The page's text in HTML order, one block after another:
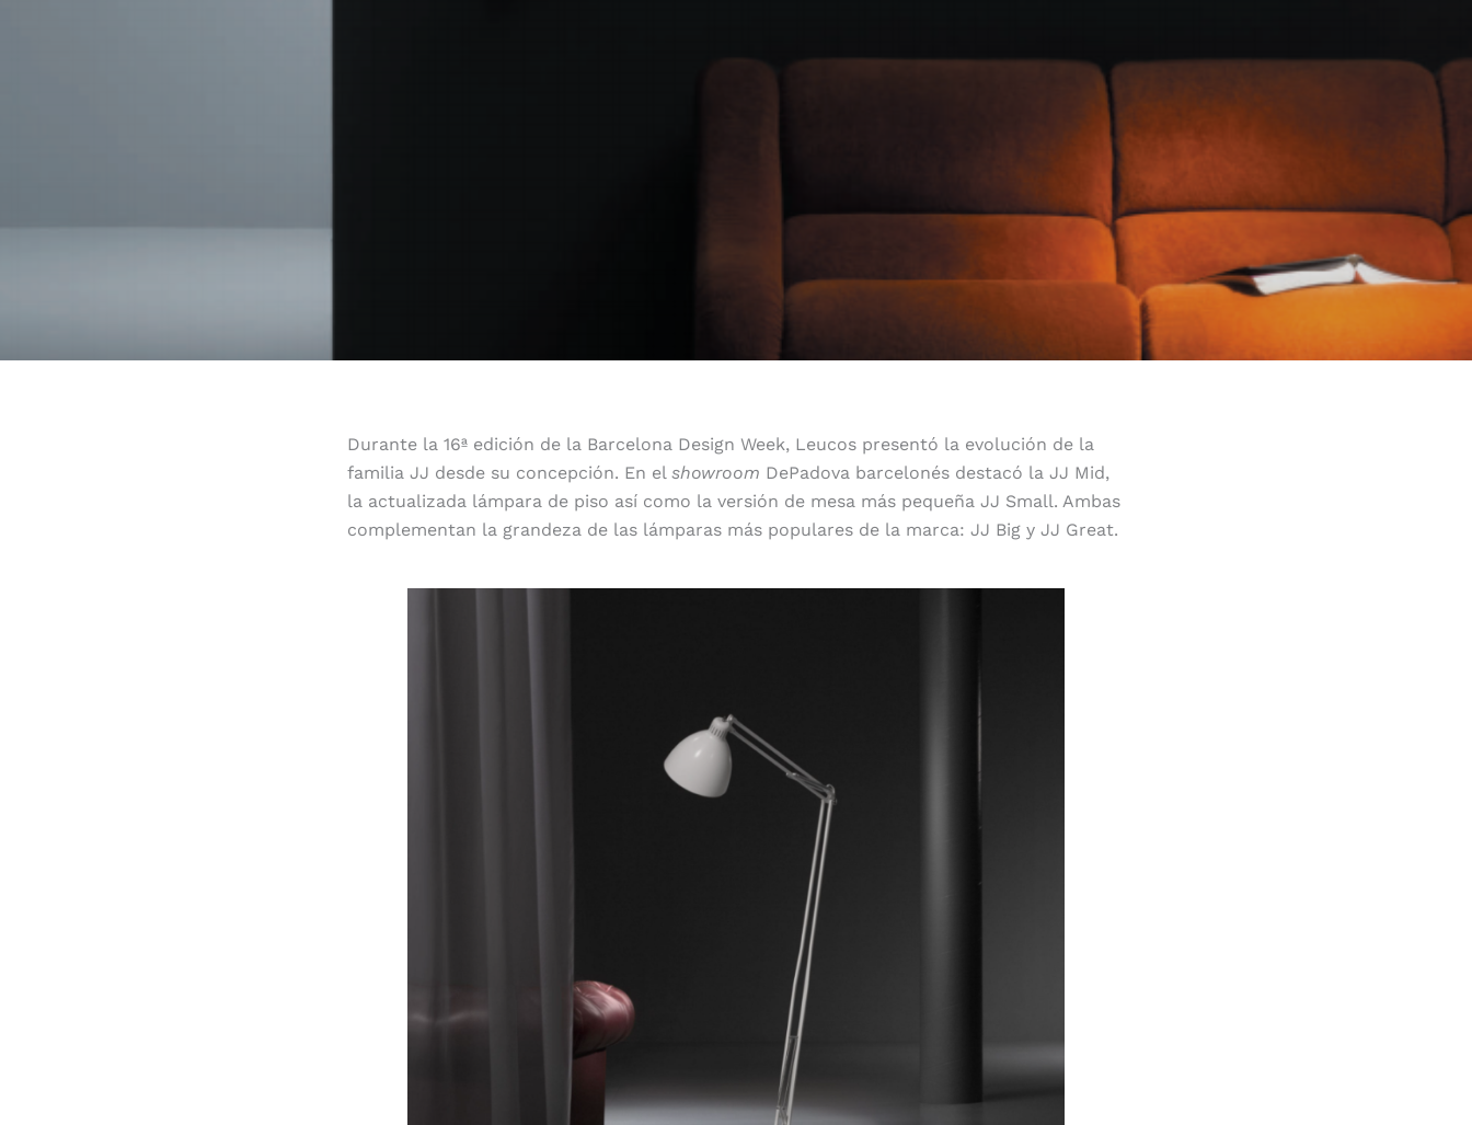
Durante la 16ª edición de la Barcelona Design Week, Leucos presentó la evolución de la
familia JJ desde su concepción. En el showroom DePadova barcelonés destacó la JJ Mid,
la actualizada lámpara de piso así como la versión de mesa más pequeña JJ Small. Ambas
complementan la grandeza de las lámparas más populares de la marca: JJ Big y JJ Great.